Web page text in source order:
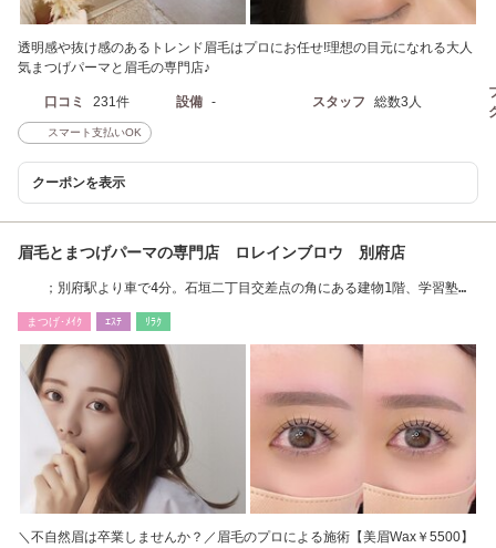
透明感や抜け感のあるトレンド眉毛はプロにお任せ!理想の目元になれる大人
気まつげパーマと眉毛の専門店♪
口コミ 231件 設備 - スタッフ 総数3人
スマート支払いOK
クーポンを表示
眉毛とまつげパーマの専門店 ロレインブロウ 別府店
；別府駅より車で4分。石垣二丁目交差点の角にある建物1階、学習塾の
まつげ･ﾒｲｸ ｴｽﾃ ﾘﾗｸ
＼不自然眉は卒業しませんか？／眉毛のプロによる施術【美眉Wax￥5500】